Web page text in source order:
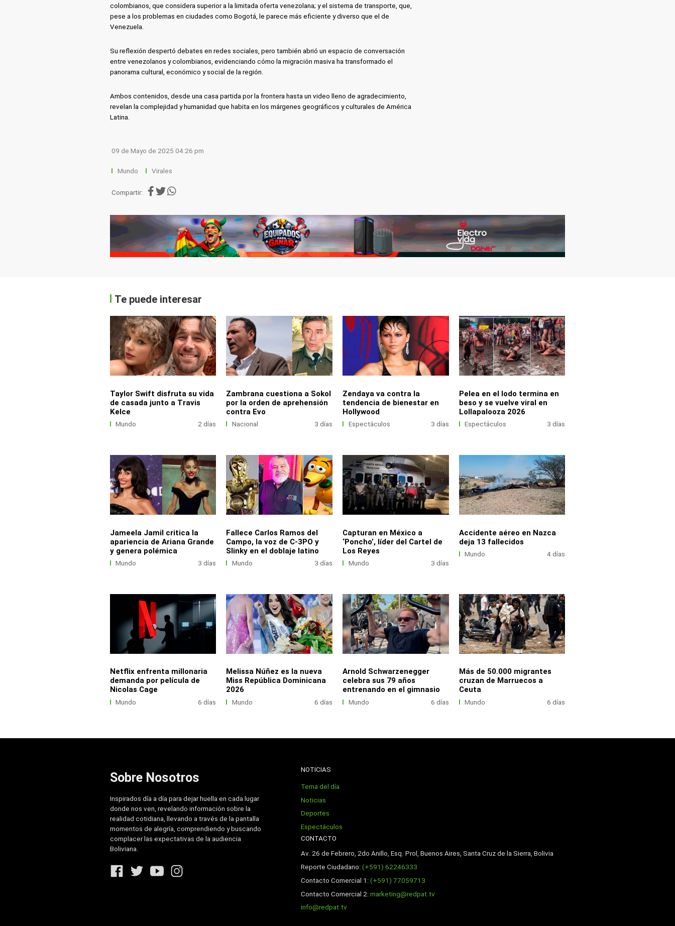
colombianos, que considera superior a la limitada oferta venezolana; y el sistema de transporte, que,
pese a los problemas en ciudades como Bogotá, le parece más eficiente y diverso que el de
Venezuela.
Su reflexión despertó debates en redes sociales, pero también abrió un espacio de conversación
entre venezolanos y colombianos, evidenciando cómo la migración masiva ha transformado el
panorama cultural, económico y social de la región.
Ambos contenidos, desde una casa partida por la frontera hasta un video lleno de agradecimiento,
revelan la complejidad y humanidad que habita en los márgenes geográficos y culturales de América
Latina.
09 de Mayo de 2025 04:26 pm
Mundo Virales
Compartir:
Te puede interesar
Taylor Swift disfruta su vida
de casada junto a Travis
Kelce
Mundo 2 días
Zambrana cuestiona a Sokol
por la orden de aprehensión
contra Evo
Nacional 3 días
Zendaya va contra la
tendencia de bienestar en
Hollywood
Espectáculos 3 días
Pelea en el lodo termina en
beso y se vuelve viral en
Lollapalooza 2026
Espectáculos 3 días
Jameela Jamil critica la
apariencia de Ariana Grande
y genera polémica
Mundo 3 días
Fallece Carlos Ramos del
Campo, la voz de C-3PO y
Slinky en el doblaje latino
Mundo 3 días
Capturan en México a
‘Poncho’, líder del Cartel de
Los Reyes
Mundo 3 días
Accidente aéreo en Nazca
deja 13 fallecidos
Mundo 4 días
Netflix enfrenta millonaria
demanda por película de
Nicolas Cage
Mundo 6 días
Melissa Núñez es la nueva
Miss República Dominicana
2026
Mundo 6 días
Arnold Schwarzenegger
celebra sus 79 años
entrenando en el gimnasio
Mundo 6 días
Más de 50.000 migrantes
cruzan de Marruecos a
Ceuta
Mundo 6 días
Sobre Nosotros
Inspirados día a día para dejar huella en cada lugar
donde nos ven, revelando información sobre la
realidad cotidiana, llevando a través de la pantalla
momentos de alegría, comprendiendo y buscando
complacer las expectativas de la audiencia
Boliviana.
NOTICIAS
Tema del día
Noticias
Deportes
Espectáculos
CONTACTO
Av. 26 de Febrero, 2do Anillo, Esq. Prol, Buenos Aires, Santa Cruz de la Sierra, Bolivia
Reporte Ciudadano:(+591) 62246333
Contacto Comercial 1:(+591) 77059713
Contacto Comercial 2:marketing@redpat.tv
info@redpat.tv